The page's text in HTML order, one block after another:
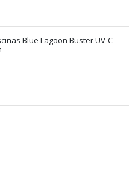
Blue Lagoon Buster UV-C